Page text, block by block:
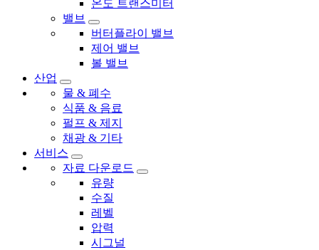
온도 트랜스미터
밸브
버터플라이 밸브
제어 밸브
볼 밸브
산업
물 & 폐수
식품 & 음료
펄프 & 제지
채광 & 기타
서비스
자료 다운로드
유량
수질
레벨
압력
시그널